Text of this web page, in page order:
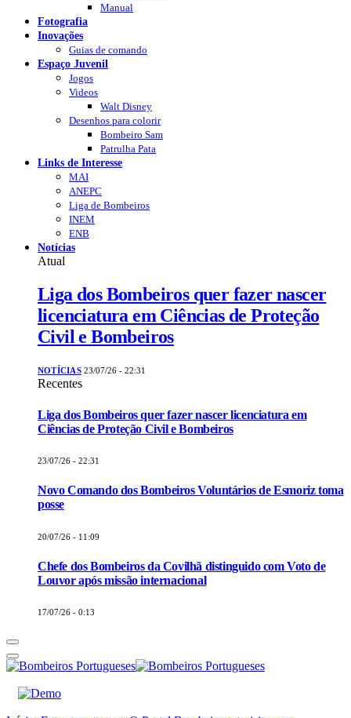
Manual
Fotografia
Inovações
Guias de comando
Espaço Juvenil
Jogos
Videos
Walt Disney
Desenhos para colorir
Bombeiro Sam
Patrulha Pata
Links de Interesse
MAI
ANEPC
Liga de Bombeiros
INEM
ENB
Notícias
Atual
Liga dos Bombeiros quer fazer nascer
licenciatura em Ciências de Proteção
Civil e Bombeiros
NOTÍCIAS 23/07/26 - 22:31
Recentes
Liga dos Bombeiros quer fazer nascer licenciatura em
Ciências de Proteção Civil e Bombeiros
23/07/26 - 22:31
Novo Comando dos Bombeiros Voluntários de Esmoriz toma
posse
20/07/26 - 11:09
Chefe dos Bombeiros da Covilhã distinguido com Voto de
Louvor após missão internacional
17/07/26 - 0:13